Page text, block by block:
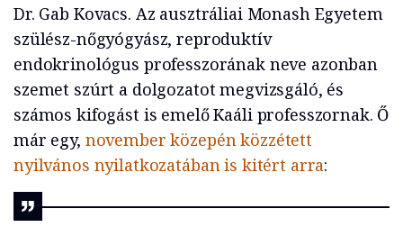
Dr. Gab Kovacs. Az ausztráliai Monash Egyetem
szülész-nőgyógyász, reproduktív
endokrinológus professzorának neve azonban
szemet szúrt a dolgozatot megvizsgáló, és
számos kifogást is emelő Kaáli professzornak. Ő
már egy, november közepén közzétett
nyilvános nyilatkozatában is kitért arra: